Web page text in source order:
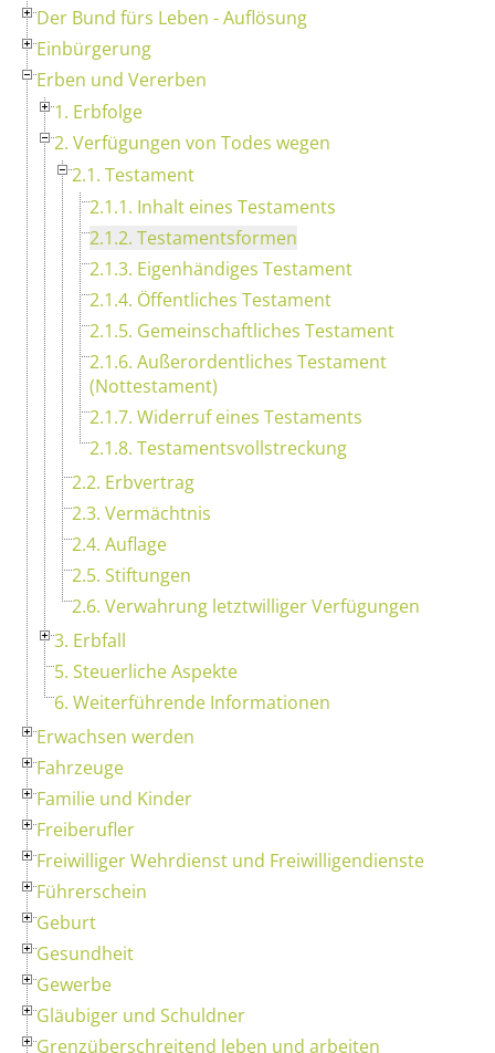
Der Bund fürs Leben - Auflösung
Einbürgerung
Erben und Vererben
1. Erbfolge
2. Verfügungen von Todes wegen
2.1. Testament
2.1.1. Inhalt eines Testaments
2.1.2. Testamentsformen
2.1.3. Eigenhändiges Testament
2.1.4. Öffentliches Testament
2.1.5. Gemeinschaftliches Testament
2.1.6. Außerordentliches Testament
(Nottestament)
2.1.7. Widerruf eines Testaments
2.1.8. Testamentsvollstreckung
2.2. Erbvertrag
2.3. Vermächtnis
2.4. Auflage
2.5. Stiftungen
2.6. Verwahrung letztwilliger Verfügungen
3. Erbfall
5. Steuerliche Aspekte
6. Weiterführende Informationen
Erwachsen werden
Fahrzeuge
Familie und Kinder
Freiberufler
Freiwilliger Wehrdienst und Freiwilligendienste
Führerschein
Geburt
Gesundheit
Gewerbe
Gläubiger und Schuldner
Grenzüberschreitend leben und arbeiten